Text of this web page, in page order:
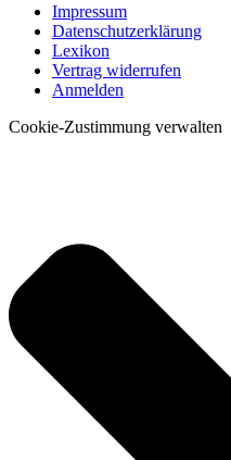
Impressum
Datenschutzerklärung
Lexikon
Vertrag widerrufen
Anmelden
Cookie-Zustimmung verwalten